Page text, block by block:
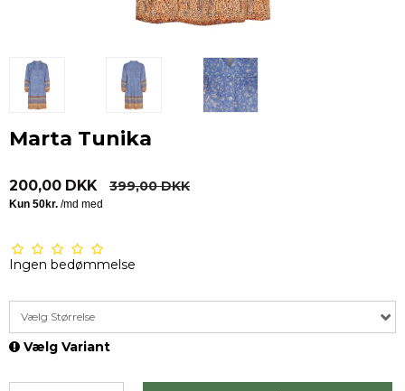
Marta Tunika
200,00 DKK 399,00 DKK
Ingen bedømmelse
Vælg Størrelse
Vælg Variant